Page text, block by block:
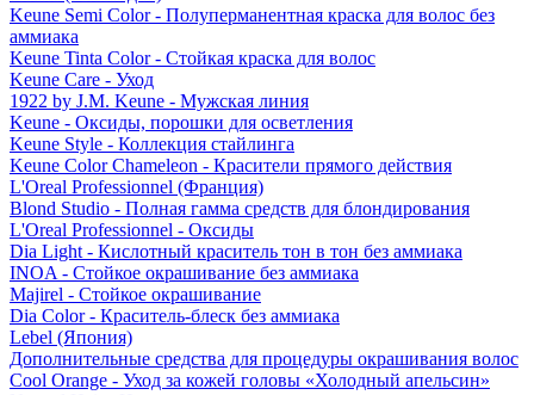
Keune Semi Color - Полуперманентная краска для волос без
аммиака
Keune Tinta Color - Стойкая краска для волос
Keune Care - Уход
1922 by J.M. Keune - Мужская линия
Keune - Оксиды, порошки для осветления
Keune Style - Коллекция стайлинга
Keune Color Chameleon - Красители прямого действия
L'Oreal Professionnel (Франция)
Blond Studio - Полная гамма средств для блондирования
L'Oreal Professionnel - Оксиды
Dia Light - Кислотный краситель тон в тон без аммиака
INOA - Стойкое окрашивание без аммиака
Majirel - Стойкое окрашивание
Dia Color - Краситель-блеск без аммиака
Lebel (Япония)
Дополнительные средства для процедуры окрашивания волос
Cool Orange - Уход за кожей головы «Холодный апельсин»